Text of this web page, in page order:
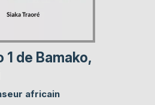
de Bamako,
africain